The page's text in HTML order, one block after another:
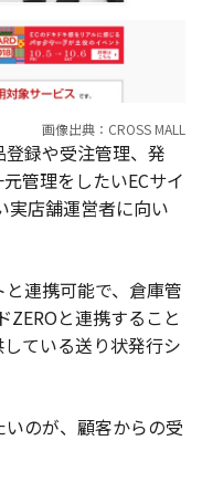
画像出典：CROSS MALL
録や受注管理、発
管理をしたいECサイ
実店舗運営者に向い
連携可能で、倉庫管
ZEROと連携すること
ている送り状発行シ
のが、顧客からの受